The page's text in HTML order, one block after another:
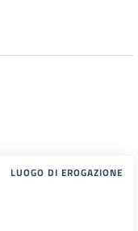
LUOGO DI EROGAZIONE